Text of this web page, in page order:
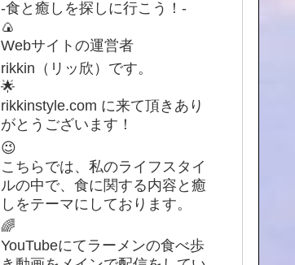
-食と癒しを探しに行こう！-
🍙
Webサイトの運営者
rikkin（リッ欣）です。
🌟
rikkinstyle.com に来て頂きあり
がとうございます！
😉
こちらでは、私のライフスタイ
ルの中で、食に関する内容と癒
しをテーマにしております。
🌈
YouTubeにてラーメンの食べ歩